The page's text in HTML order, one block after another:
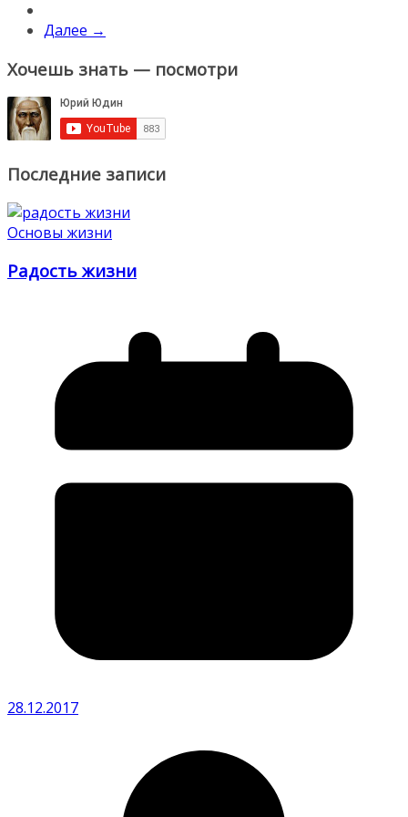
Далее →
Хочешь знать — посмотри
Последние записи
Основы жизни
Радость жизни
28.12.2017